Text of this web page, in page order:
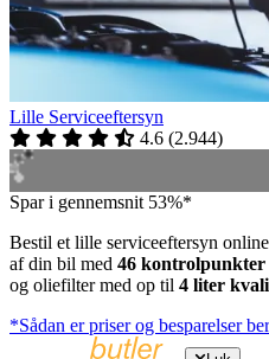
Lille Serviceeftersyn
4.6 (2.944)
Spar i gennemsnit 53%*
Bestil et lille serviceeftersyn
af din bil med 46 kontrolpunkter
og oliefilter med op til 4 liter
*Sådan er priser og besparelser